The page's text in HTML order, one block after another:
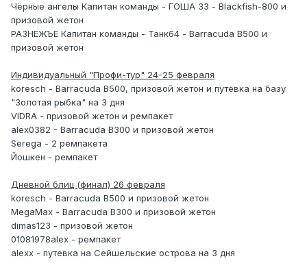
Чёрные ангелы Капитан команды - ГОША 33 - Blackfish-800 и
призовой жетон
РАЗНЕЖЪЕ Капитан команды - Танк64 - Barracuda B500 и
призовой жетон
Индивидуальный "Профи-тур" 24-25 февраля
koresch - Barracuda B500, призовой жетон и путевка на базу
"Золотая рыбка" на 3 дня
VIDRA - призовой жетон и ремпакет
alex0382 - Barracuda B300 и призовой жетон
Serega - 2 ремпакета
Йошкен - ремпакет
Дневной блиц (финал) 26 февраля
koresch - Barracuda B500 и призовой жетон
MegaMax - Barracuda B300 и призовой жетон
dimas123 - призовой жетон
01081978alex - ремпакет
alexx - путевка на Сейшельские острова на 3 дня